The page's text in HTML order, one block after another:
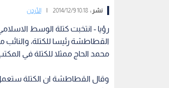
نشر :10:18 2014/12/9 الأردن
رؤيا - انتخبت كتلة الوسط
القطاطشة رئيسا للكتلة، والنائب
محمد الحاج ممثلا للكتلة في
وقال القطاطشة ان الكتلة